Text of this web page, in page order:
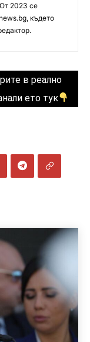
2023 се
където
в реално
ето тук